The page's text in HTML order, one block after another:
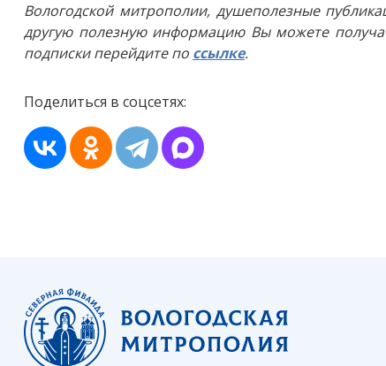
Вологодской митрополии, душеполезные
другую полезную информацию Вы можете
подписки перейдите по ссылке.
Поделиться в соцсетях: